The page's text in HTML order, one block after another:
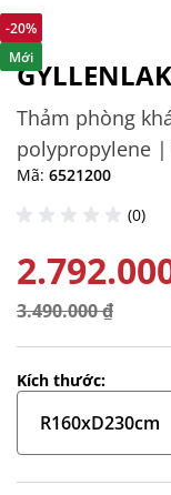
-20%
Mới
Thảm phòng
polypropylene |
Mã: 6521200
(0)
3.490.000 ₫
Kích thước:
R160xD230cm